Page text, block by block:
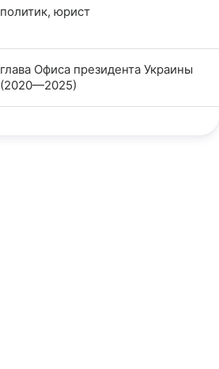
политик, юрист
глава Офиса президента Украины
(2020—2025)